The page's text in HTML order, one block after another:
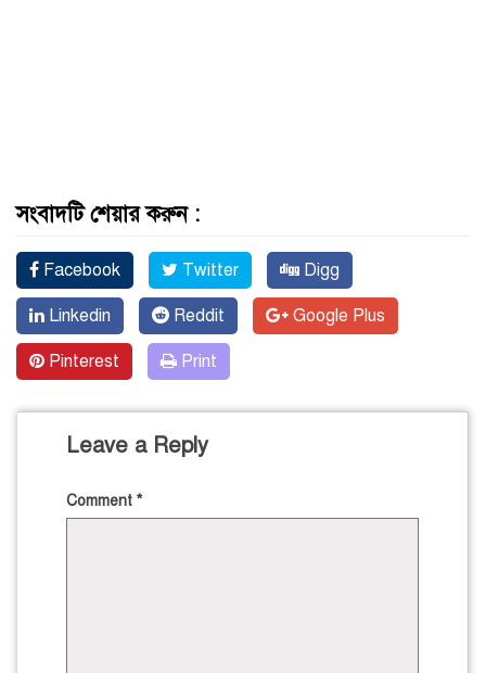
সংবাদটি শেয়ার করুন :
Facebook Twitter Digg
Linkedin Reddit Google Plus
Pinterest Print
Leave a Reply
Comment *